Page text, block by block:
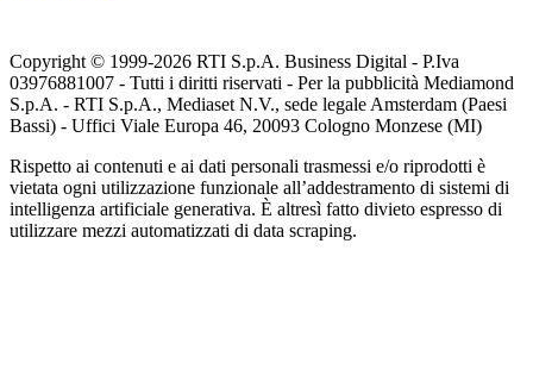
Copyright © 1999-2026 RTI S.p.A. Business Digital - P.Iva
03976881007 - Tutti i diritti riservati - Per la pubblicità Mediamond
S.p.A. - RTI S.p.A., Mediaset N.V., sede legale Amsterdam (Paesi
Bassi) - Uffici Viale Europa 46, 20093 Cologno Monzese (MI)
Rispetto ai contenuti e ai dati personali trasmessi e/o riprodotti è
vietata ogni utilizzazione funzionale all’addestramento di sistemi di
intelligenza artificiale generativa. È altresì fatto divieto espresso di
utilizzare mezzi automatizzati di data scraping.